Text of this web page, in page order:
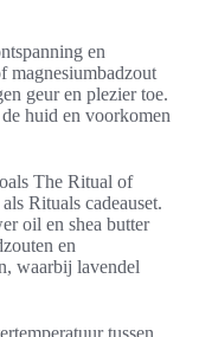
en
magnesiumbadzout
geur en plezier toe.
huid en voorkomen
The Ritual of
Rituals cadeauset.
oil en shea butter
en
waarbij lavendel